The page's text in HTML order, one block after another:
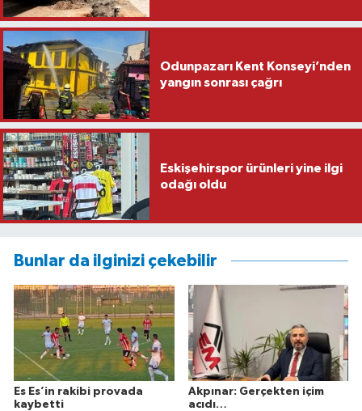
Odunpazarı Kent Konseyi’nden
yangın sonrası çağrı
Eskişehirspor ürünleri yine ilgi
odağı oldu
Bunlar da ilginizi çekebilir
Es Es’in rakibi provada
kaybetti
Akpınar: Gerçekten içim
acıdı…